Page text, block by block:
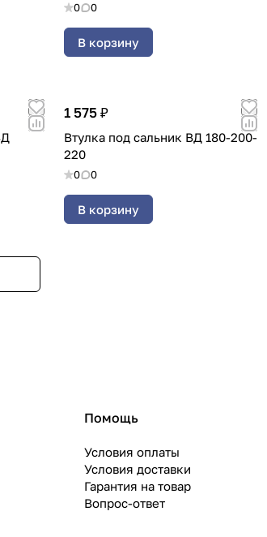
0 0
В корзину
1 575 ₽
Втулка под сальник ВД 180-200-
220
0 0
В корзину
Помощь
Условия оплаты
Условия доставки
Гарантия на товар
Вопрос-ответ